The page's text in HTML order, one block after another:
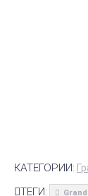
КАТЕГОРИИ:
ТЕГИ: